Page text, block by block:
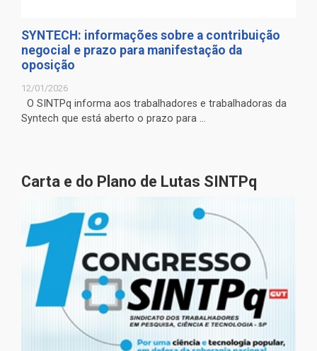
SYNTECH: informações sobre a contribuição
negocial e prazo para manifestação da
oposição
12/01/2026
O SINTPq informa aos trabalhadores e trabalhadoras da
Syntech que está aberto o prazo para ...
Carta e do Plano de Lutas SINTPq